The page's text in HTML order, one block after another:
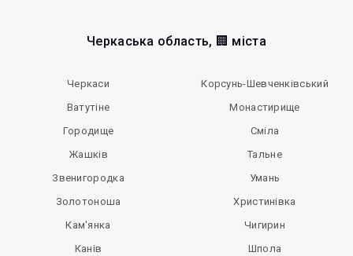
Черкаська область, 🏢 міста
Черкаси
Ватутіне
Городище
Жашків
Звенигородка
Золотоноша
Кам'янка
Канів
Корсунь-Шевченківський
Монастирище
Сміла
Тальне
Умань
Христинівка
Чигирин
Шпола